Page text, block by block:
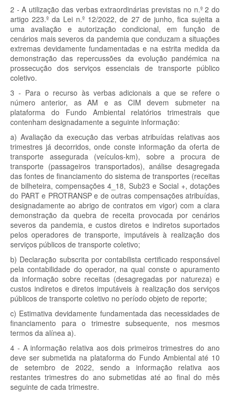
2 - A utilização das verbas extraordinárias previstas no n.º 2 do
artigo 223.º da Lei n.º 12/2022, de 27 de junho, fica sujeita a
uma avaliação e autorização condicional, em função de
cenários mais severos da pandemia que conduzam a situações
extremas devidamente fundamentadas e na estrita medida da
demonstração das repercussões da evolução pandémica na
prossecução dos serviços essenciais de transporte público
coletivo.
3 - Para o recurso às verbas adicionais a que se refere o
número anterior, as AM e as CIM devem submeter na
plataforma do Fundo Ambiental relatórios trimestrais que
contenham designadamente a seguinte informação:
a) Avaliação da execução das verbas atribuídas relativas aos
trimestres já decorridos, onde conste informação da oferta de
transporte assegurada (veículos-km), sobre a procura de
transporte (passageiros transportados), análise desagregada
das fontes de financiamento do sistema de transportes (receitas
de bilheteira, compensações 4_18, Sub23 e Social +, dotações
do PART e PROTRANSP e de outras compensações atribuídas,
designadamente ao abrigo de contratos em vigor) com a clara
demonstração da quebra de receita provocada por cenários
severos da pandemia, e custos diretos e indiretos suportados
pelos operadores de transporte, imputáveis à realização dos
serviços públicos de transporte coletivo;
b) Declaração subscrita por contabilista certificado responsável
pela contabilidade do operador, na qual conste o apuramento
da informação sobre receitas (desagregadas por natureza) e
custos indiretos e diretos imputáveis à realização dos serviços
públicos de transporte coletivo no período objeto de reporte;
c) Estimativa devidamente fundamentada das necessidades de
financiamento para o trimestre subsequente, nos mesmos
termos da alínea a).
4 - A informação relativa aos dois primeiros trimestres do ano
deve ser submetida na plataforma do Fundo Ambiental até 10
de setembro de 2022, sendo a informação relativa aos
restantes trimestres do ano submetidas até ao final do mês
seguinte de cada trimestre.